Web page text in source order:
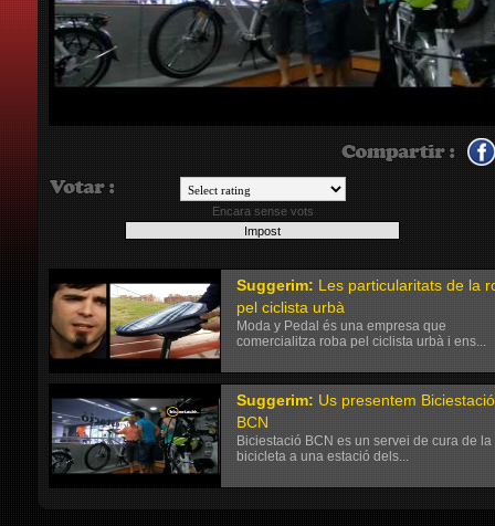
Encara sense vots
Suggerim: Les particularitats de la
pel ciclista urbà
Moda y Pedal és una empresa que
comercialitza roba pel ciclista urbà i ens...
Suggerim: Us presentem Biciestació
BCN
Biciestació BCN es un servei de cura de la
bicicleta a una estació dels...